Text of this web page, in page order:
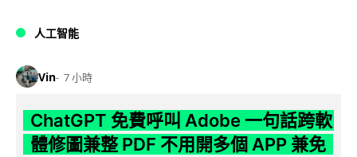
人工智能
Vin 7 小時
ChatGPT 免費呼叫 Adobe 一句話跨軟
體修圖兼整 PDF 不用開多個 APP 兼免